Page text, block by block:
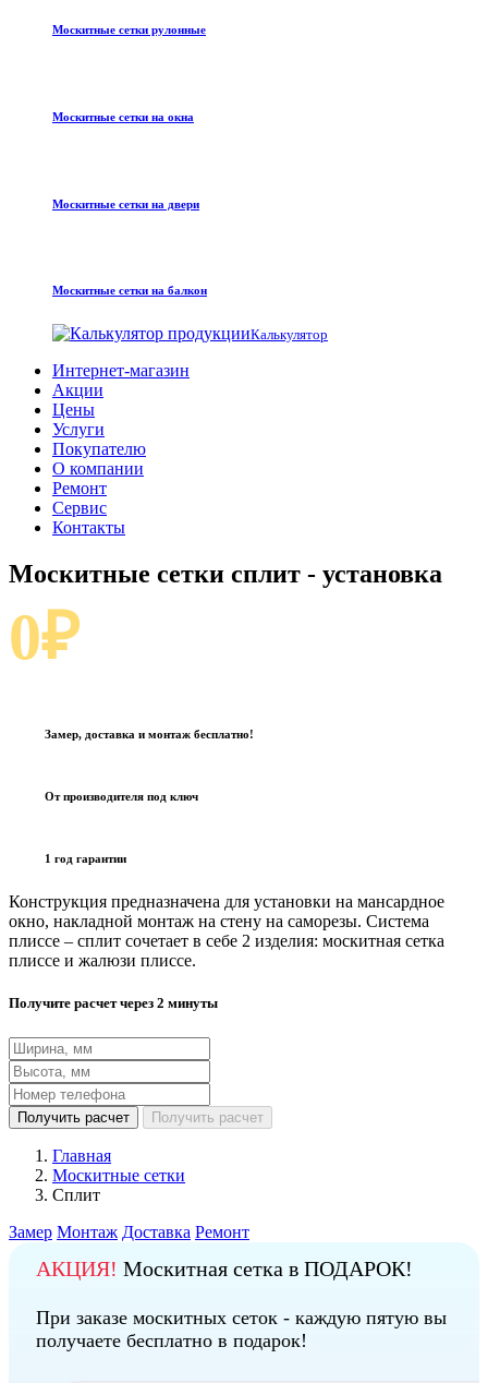
Москитные сетки рулонные
Москитные сетки на окна
Москитные сетки на двери
Москитные сетки на балкон
Калькулятор
Интернет-магазин
Акции
Цены
Услуги
Покупателю
О компании
Ремонт
Сервис
Контакты
Москитные сетки сплит - установка
0₽
Замер, доставка и монтаж бесплатно!
От производителя под ключ
1 год гарантии
Конструкция предназначена для установки на мансардное
окно, накладной монтаж на стену на саморезы. Система
плиссе – сплит сочетает в себе 2 изделия: москитная сетка
плиссе и жалюзи плиссе.
Получите расчет через 2 минуты
Получить расчет Получить расчет
Главная
Москитные сетки
Сплит
Замер Монтаж Доставка Ремонт
АКЦИЯ! Москитная сетка в ПОДАРОК!
При заказе москитных сеток - каждую пятую вы
получаете бесплатно в подарок!